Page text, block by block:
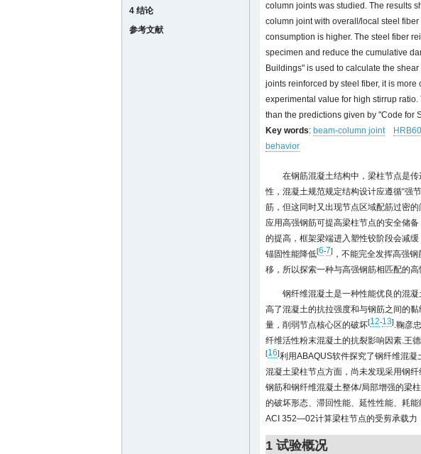
4 结论
参考文献
column joints was studied. The results
column joint with overall/local steel
consumption is higher. The steel fiber
specimen and reduce the cumulative
Buildings" is used to calculate the
joints reinforced by steel fiber, it is
experimental value for high stirrup
than the predictions given by "Code for
Key words: beam-column joint
behavior
在钢筋混凝土结构中，梁柱节点是
性，混凝土规范规定结构设计应遵循“强
筋，但这同时又出现节点区域配筋过密
应用高强钢筋可提高梁柱节点的安全储
的提高，框架梁端进入塑性铰阶段会减
锚固性能降低[6-7] ，不能完全发挥高强
移，所以探索一种与高强钢筋相匹配的
钢纤维混凝土是一种性能优良的混凝
高了混凝土的抗拉强度和与钢筋之间的
量，削弱节点核心区的破坏[12-13].鞠彦
纤维活性粉末混凝土的抗裂影响因素.王
[16]利用ABAQUS软件探究了钢纤维混
混凝土梁柱节点方面，尚未发现采用钢
钢筋和钢纤维混凝土整体/局部增强的梁
的破坏形态、滞回性能、延性性能、耗
ACI 352—02计算梁柱节点的受剪承载力
1 试验概况